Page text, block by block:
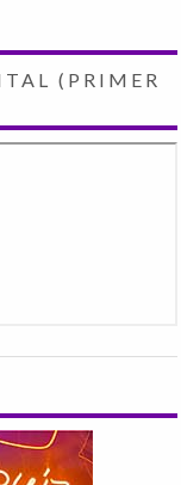
(PRIMER